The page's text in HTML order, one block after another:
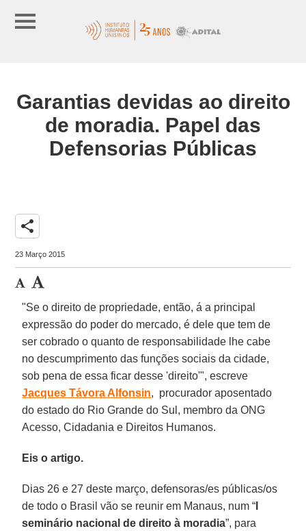
Garantias devidas ao direito
de moradia. Papel das
Defensorias Públicas
share
23 Março 2015
"Se o direito de propriedade, então, á a principal
expressão do poder do mercado, é dele que tem de
ser cobrado o quanto de responsabilidade lhe cabe
no descumprimento das funções sociais da cidade,
sob pena de essa ficar desse 'direito'", escreve
Jacques Távora Alfonsin, procurador aposentado
do estado do Rio Grande do Sul, membro da ONG
Acesso, Cidadania e Direitos Humanos.
Eis o artigo.
Dias 26 e 27 deste março, defensoras/es públicas/os
de todo o Brasil vão se reunir em Manaus, num “
seminário nacional de direito à moradia”, para